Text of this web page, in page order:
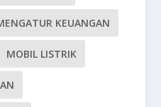
KEUANGAN
MOBIL LISTRIK